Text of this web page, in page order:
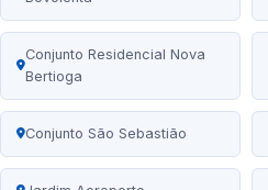
Conjunto Residencial Nova
Bertioga
Conjunto São Sebastião